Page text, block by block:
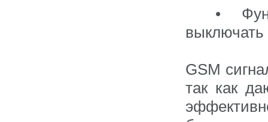
•
выключать
GSM
так как